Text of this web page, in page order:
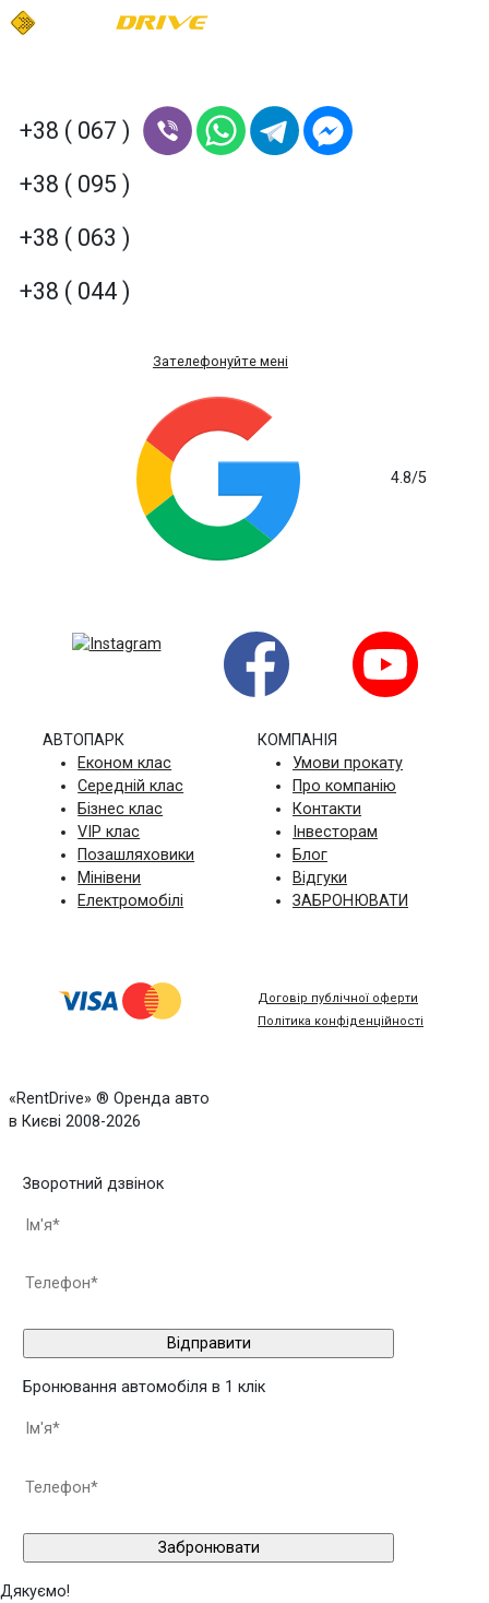
+38 ( 067 )
+38 ( 095 )
+38 ( 063 )
+38 ( 044 )
Зателефонуйте мені
4.8/5
АВТОПАРК
Економ клас
Середній клас
Бізнес клас
VIP клас
Позашляховики
Мінівени
Електромобілі
КОМПАНIЯ
Умови прокату
Про компанію
Контакти
Інвесторам
Блог
Відгуки
ЗАБРОНЮВАТИ
Договір публічної оферти
Політика конфіденційності
«RentDrive» ® Оренда авто
в Києві 2008-2026
Зворотний дзвінок
Бронювання автомобіля в 1 клік
Дякуємо!